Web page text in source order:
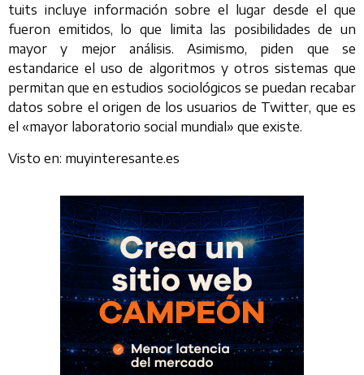
tuits incluye información sobre el lugar desde el que
fueron emitidos, lo que limita las posibilidades de un
mayor y mejor análisis. Asimismo, piden que se
estandarice el uso de algoritmos y otros sistemas que
permitan que en estudios sociológicos se puedan recabar
datos sobre el origen de los usuarios de Twitter, que es
el «mayor laboratorio social mundial» que existe.
Visto en: muyinteresante.es